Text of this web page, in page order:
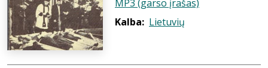
MP3 (garso įrašas)
Kalba: Lietuvių